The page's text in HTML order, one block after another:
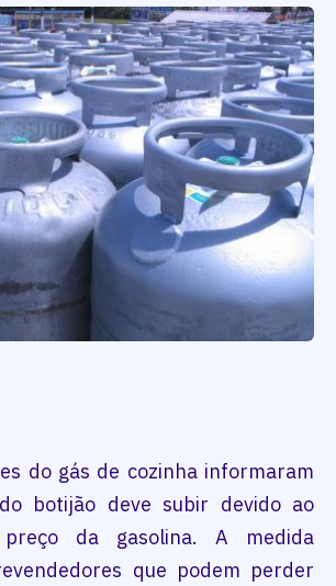
do gás de cozinha informaram
botijão deve subir devido ao
da gasolina. A medida
que podem perder